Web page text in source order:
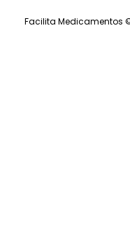
Facilita Medicamentos